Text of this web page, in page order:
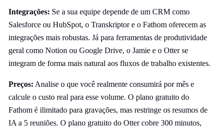
Integrações: Se a sua equipe depende de um CRM como
Salesforce ou HubSpot, o Transkriptor e o Fathom oferecem as
integrações mais robustas. Já para ferramentas de produtividade
geral como Notion ou Google Drive, o Jamie e o Otter se
integram de forma mais natural aos fluxos de trabalho existentes.
Preços: Analise o que você realmente consumirá por mês e
calcule o custo real para esse volume. O plano gratuito do
Fathom é ilimitado para gravações, mas restringe os resumos de
IA a 5 reuniões. O plano gratuito do Otter cobre 300 minutos,